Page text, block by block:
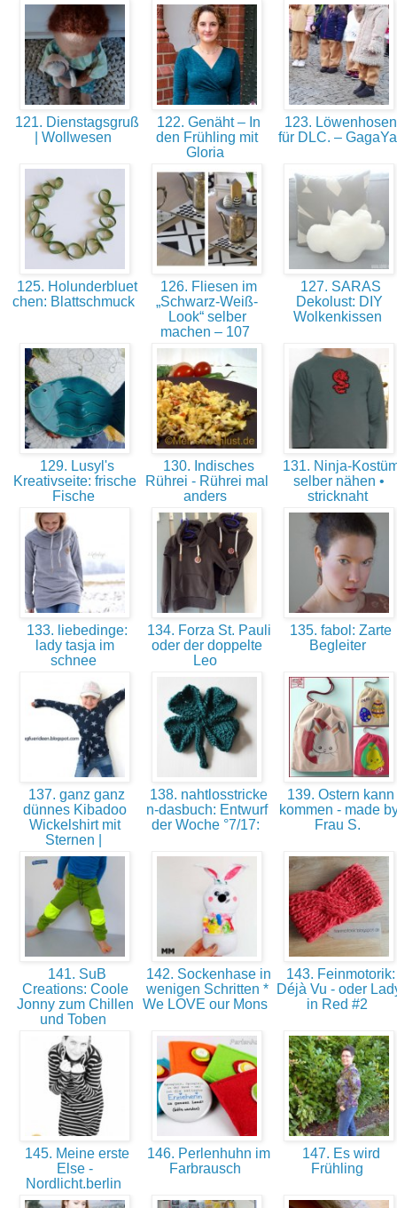
121. Dienstagsgruß
| Wollwesen
122. Genäht – In
den Frühling mit
Gloria
123. Löwenhosen
für DLC. –
125. Holunderbluet
chen: Blattschmuck
126. Fliesen im
„Schwarz-Weiß-
Look“ selber
machen – 107
127. SARAS
Dekolust: DIY
Wolkenkissen
129. Lusyl's
Kreativseite: frische
Fische
130. Indisches
Rührei - Rührei mal
anders
131. Ninja-
selber nähen •
stricknaht
133. liebedinge:
lady tasja im
schnee
134. Forza St. Pauli
oder der doppelte
Leo
135. fabol: Zarte
Begleiter
137. ganz ganz
dünnes Kibadoo
Wickelshirt mit
Sternen |
138. nahtlosstricke
n-dasbuch: Entwurf
der Woche °7/17:
139. Ostern kann
kommen - made
Frau S.
141. SuB
Creations: Coole
Jonny zum Chillen
und Toben
142. Sockenhase in
wenigen Schritten *
We LOVE our Mons
143. Feinmotorik:
Déjà Vu - oder
in Red #2
145. Meine erste
Else -
Nordlicht.berlin
146. Perlenhuhn im
Farbrausch
147. Es wird
Frühling